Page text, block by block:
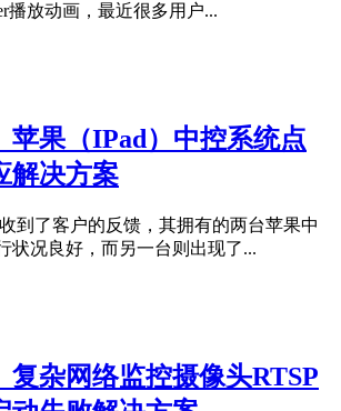
播放动画，最近很多用户...
苹果（IPad）中控系统点
解决方案
到了客户的反馈，其拥有的两台苹果中
状况良好，而另一台则出现了...
复杂网络监控摄像头RTSP